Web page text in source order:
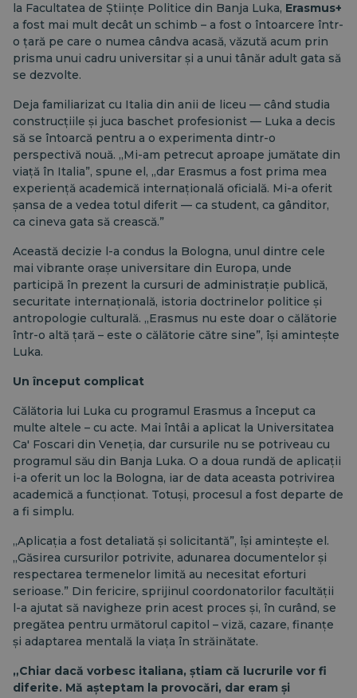
la Facultatea de Științe Politice din Banja Luka, Erasmus+
a fost mai mult decât un schimb – a fost o întoarcere într-
o țară pe care o numea cândva acasă, văzută acum prin
prisma unui cadru universitar și a unui tânăr adult gata să
se dezvolte.
Deja familiarizat cu Italia din anii de liceu — când studia
construcțiile și juca baschet profesionist — Luka a decis
să se întoarcă pentru a o experimenta dintr-o
perspectivă nouă. „Mi-am petrecut aproape jumătate din
viață în Italia”, spune el, „dar Erasmus a fost prima mea
experiență academică internațională oficială. Mi-a oferit
șansa de a vedea totul diferit — ca student, ca gânditor,
ca cineva gata să crească.”
Această decizie l-a condus la Bologna, unul dintre cele
mai vibrante orașe universitare din Europa, unde
participă în prezent la cursuri de administrație publică,
securitate internațională, istoria doctrinelor politice și
antropologie culturală. „Erasmus nu este doar o călătorie
într-o altă țară – este o călătorie către sine”, își amintește
Luka.
Un început complicat
Călătoria lui Luka cu programul Erasmus a început ca
multe altele – cu acte. Mai întâi a aplicat la Universitatea
Ca' Foscari din Veneția, dar cursurile nu se potriveau cu
programul său din Banja Luka. O a doua rundă de aplicații
i-a oferit un loc la Bologna, iar de data aceasta potrivirea
academică a funcționat. Totuși, procesul a fost departe de
a fi simplu.
„Aplicația a fost detaliată și solicitantă”, își amintește el.
„Găsirea cursurilor potrivite, adunarea documentelor și
respectarea termenelor limită au necesitat eforturi
serioase.” Din fericire, sprijinul coordonatorilor facultății
l-a ajutat să navigheze prin acest proces și, în curând, se
pregătea pentru următorul capitol – viză, cazare, finanțe
și adaptarea mentală la viața în străinătate.
„Chiar dacă vorbesc italiana, știam că lucrurile vor fi
diferite. Mă așteptam la provocări, dar eram și